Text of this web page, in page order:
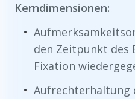
Kerndimensionen:
den Zeitpunkt des
Fixation
Aufrechterhaltung